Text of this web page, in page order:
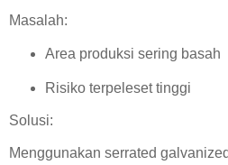
Masalah:
Area produksi sering basah
Risiko terpeleset tinggi
Solusi:
Menggunakan serrated